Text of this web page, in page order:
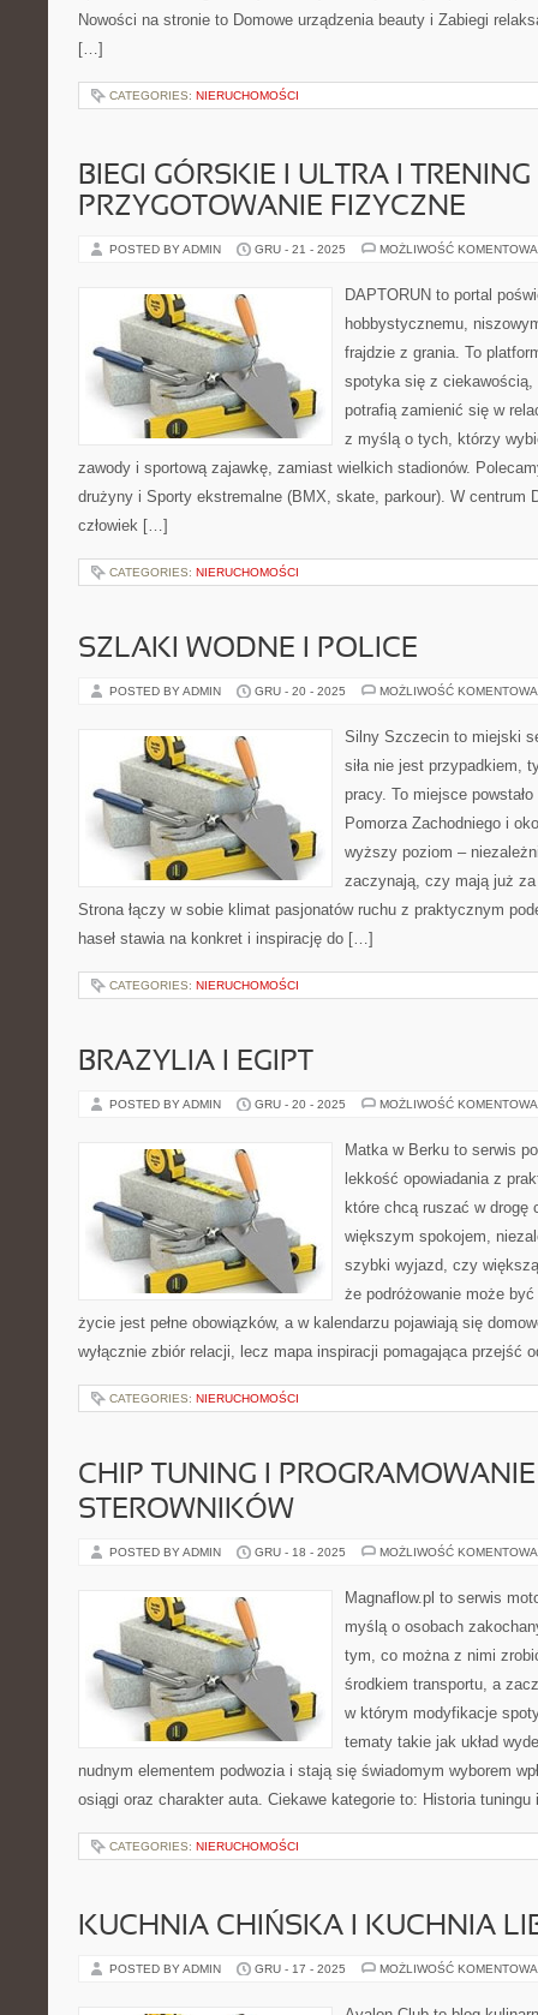
Nowości na stronie to Domowe urządzenia beauty i Zabiegi
[…]
CATEGORIES: NIERUCHOMOŚCI
BIEGI GÓRSKIE I ULTRA I TRENING
PRZYGOTOWANIE FIZYCZNE
POSTED BY ADMIN GRU - 21 - 2025 MOŻLIWOŚĆ
DAPTORUN to portal
hobbystycznemu,
frajdzie z grania. To
spotyka się z
potrafią zamienić się w
z myślą o tych, którzy
zawody i sportową zajawkę, zamiast wielkich stadionów.
drużyny i Sporty ekstremalne (BMX, skate, parkour). W centrum
człowiek […]
CATEGORIES: NIERUCHOMOŚCI
SZLAKI WODNE I POLICE
POSTED BY ADMIN GRU - 20 - 2025 MOŻLIWOŚĆ
Silny Szczecin to miejski
siła nie jest przypadkiem,
pracy. To miejsce
Pomorza Zachodniego i
wyższy poziom –
zaczynają, czy mają już
Strona łączy w sobie klimat pasjonatów ruchu z praktycznym
haseł stawia na konkret i inspirację do […]
CATEGORIES: NIERUCHOMOŚCI
BRAZYLIA I EGIPT
POSTED BY ADMIN GRU - 20 - 2025 MOŻLIWOŚĆ
Matka w Berku to serwis
lekkość opowiadania z
które chcą ruszać w drogę
większym spokojem,
szybki wyjazd, czy
że podróżowanie może
życie jest pełne obowiązków, a w kalendarzu pojawiają się
wyłącznie zbiór relacji, lecz mapa inspiracji pomagająca przejść
CATEGORIES: NIERUCHOMOŚCI
CHIP TUNING I PROGRAMOWANIE
STEROWNIKÓW
POSTED BY ADMIN GRU - 18 - 2025 MOŻLIWOŚĆ
Magnaflow.pl to serwis
myślą o osobach
tym, co można z nimi
środkiem transportu, a
w którym modyfikacje
tematy takie jak układ
nudnym elementem podwozia i stają się świadomym wyborem
osiągi oraz charakter auta. Ciekawe kategorie to: Historia
CATEGORIES: NIERUCHOMOŚCI
KUCHNIA CHIŃSKA I KUCHNIA
POSTED BY ADMIN GRU - 17 - 2025 MOŻLIWOŚĆ